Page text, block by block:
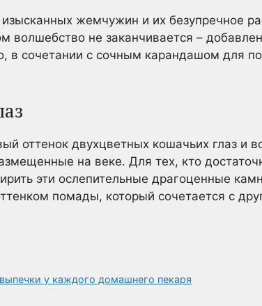
жемчужин и их безупречное
волшебство не заканчивается –
в сочетании с сочным карандашом для
оттенок двухцветных кошачьих глаз и
на веке. Для тех, кто
эти ослепительные драгоценные
помады, который сочетается с
у каждого домашнего пекаря